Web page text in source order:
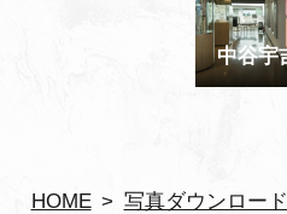
HOME 写真ダウンロード